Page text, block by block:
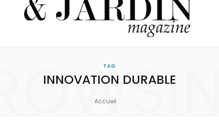
TAG
INNOVATION DURABLE
Accueil